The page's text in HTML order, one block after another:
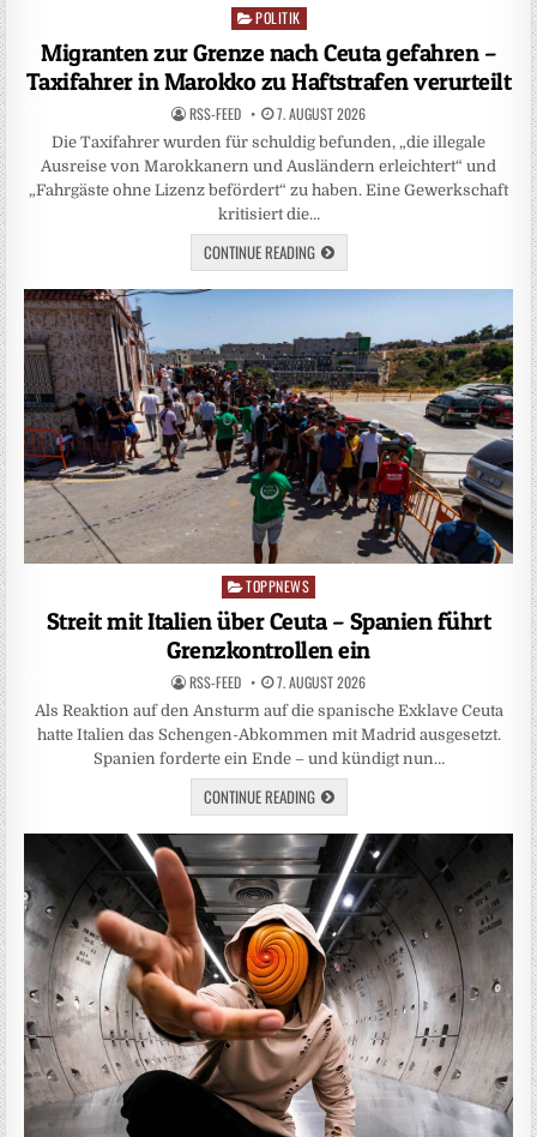
Posted
POLITIK
Migranten zur Grenze nach Ceuta gefahren –
Taxifahrer in Marokko zu Haftstrafen verurteilt
RSS-FEED 7. AUGUST 2026
Die Taxifahrer wurden für schuldig befunden, „die illegale
Ausreise von Marokkanern und Ausländern erleichtert“ und
„Fahrgäste ohne Lizenz befördert“ zu haben. Eine Gewerkschaft
kritisiert die…
CONTINUE READING
Posted
in
TOPPNEWS
Streit mit Italien über Ceuta – Spanien führt
Grenzkontrollen ein
RSS-FEED 7. AUGUST 2026
Als Reaktion auf den Ansturm auf die spanische Exklave Ceuta
hatte Italien das Schengen-Abkommen mit Madrid ausgesetzt.
Spanien forderte ein Ende – und kündigt nun…
CONTINUE READING